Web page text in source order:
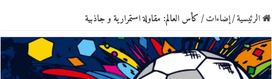
الرئيسية/إضاءات/كأس العالم: مقاولة استمرارية و جاذبية